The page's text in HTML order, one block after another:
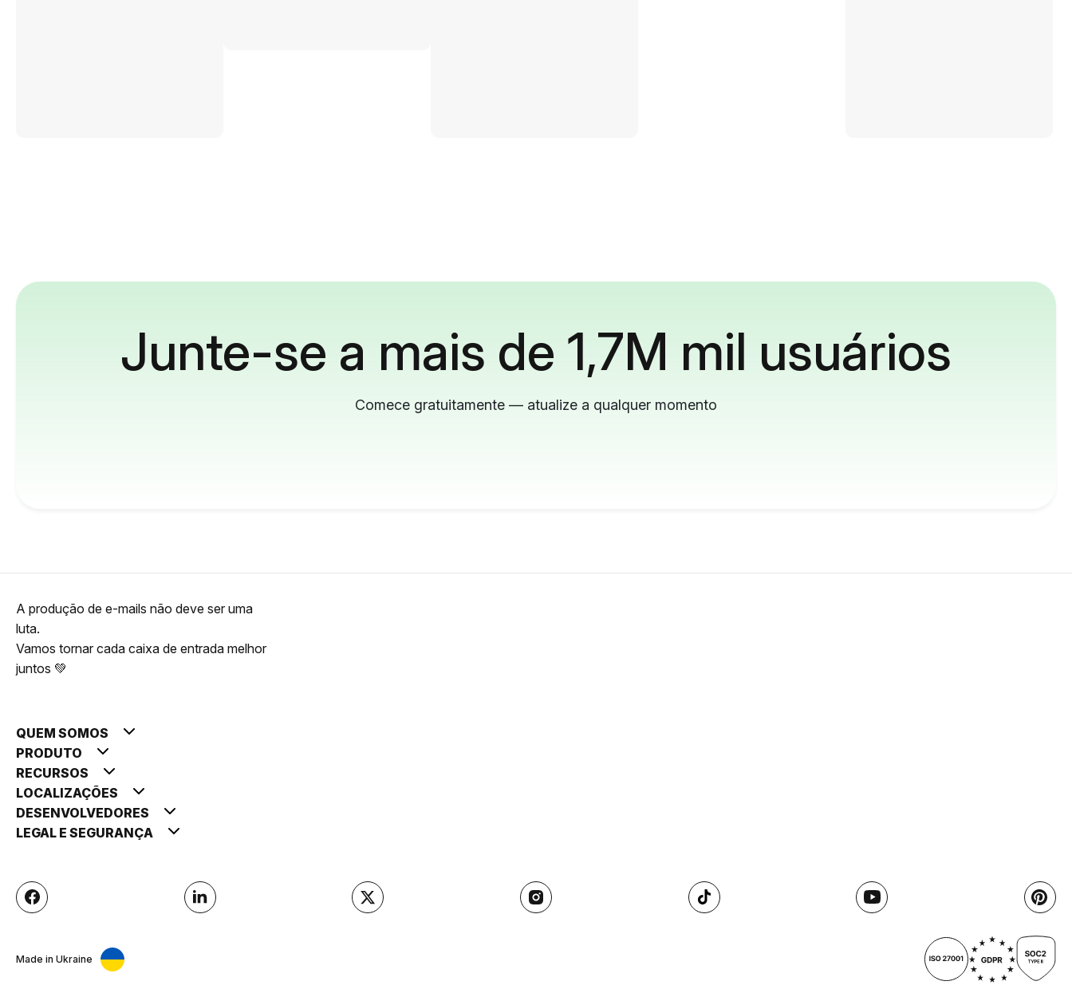
Junte-se a mais de 1,7M mil usuários
Comece gratuitamente — atualize a qualquer momento
A produção de e-mails não deve ser uma
luta.
Vamos tornar cada caixa de entrada melhor
juntos 💚
QUEM SOMOS
PRODUTO
RECURSOS
LOCALIZAÇÕES
DESENVOLVEDORES
LEGAL E SEGURANÇA
Made in Ukraine